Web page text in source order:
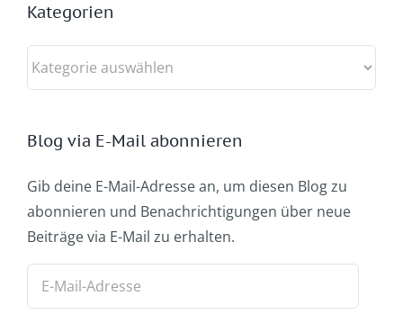
Kategorien
Kategorien
Blog via E-Mail abonnieren
Gib deine E-Mail-Adresse an, um diesen Blog zu
abonnieren und Benachrichtigungen über neue
Beiträge via E-Mail zu erhalten.